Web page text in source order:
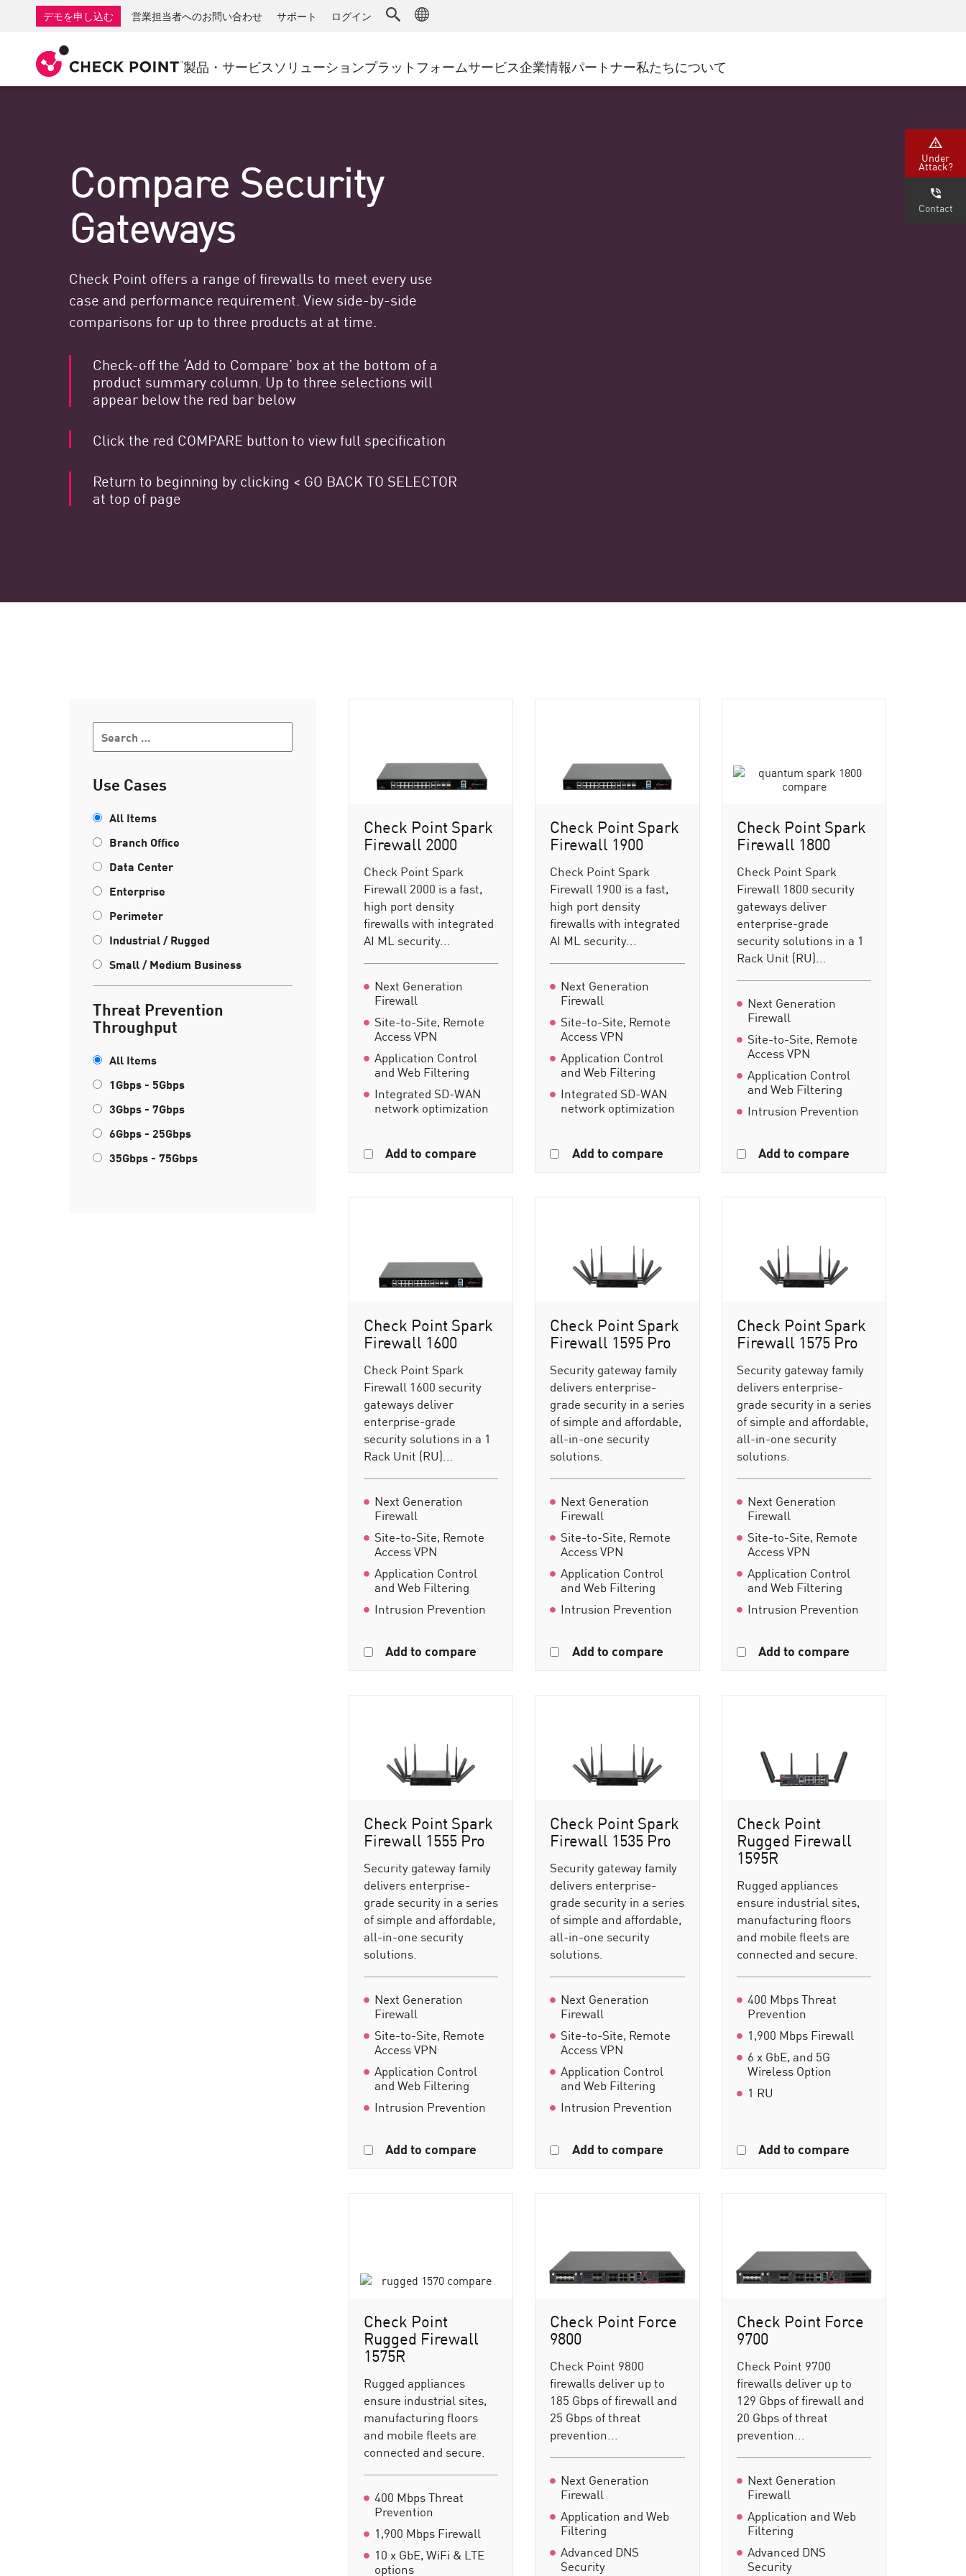
製品・サービス
SMB向けファイアウォール
産業用ファイアウォール
SD-WAN
リモート アクセスVPN
Agentic Network Security Orchestration
セキュリティ管理アプライアンス
AIを活用したセキュリティ管理
SASE
ワークスペース
メール＆コラボレーション
モバイル
エンドポイント
ブラウズ
エクスポージャー管理
脅威インテリジェンス
Cyber Asset Attack Surface Management
Workforce AI Security
ソリューション
AI Network Firewall
AI Runtime Protection
ランサムウェア対策
IoTセキュリティソリューション
Secure Access Service Edge
脅威ハンティング
業界別ソリューション
地方自治体
通信事業者/サービス プロバイダ
プラットフォームサービス
検出
応答
サービスとしてのマネージドファイアウォール
サポート・センター
アドボカシーマネジメントサービス
Proサポート
企業情報イベント&ウェビナー
パートナーGoogle Cloud Platform
私たちについて
デモを申し込む
営業担当者へのお問い合わせ サポート ログイン
Compare Security
Gateways
Check Point offers a range of firewalls to meet every use
case and performance requirement. View side-by-side
comparisons for up to three products at at time.
Check-off the ‘Add to Compare’ box at the bottom of a
product summary column. Up to three selections will
appear below the red bar below
Click the red COMPARE button to view full specification
Return to beginning by clicking < GO BACK TO SELECTOR
at top of page
Use Cases
All Items
Branch Office
Data Center
Enterprise
Perimeter
Industrial / Rugged
Small / Medium Business
Threat Prevention
Throughput
All Items
1Gbps - 5Gbps
3Gbps - 7Gbps
6Gbps - 25Gbps
35Gbps - 75Gbps
Check Point Spark
Firewall 2000
Check Point Spark
Firewall 2000 is a fast,
high port density
firewalls with integrated
AI ML security...
Next Generation
Firewall
Site-to-Site, Remote
Access VPN
Application Control
and Web Filtering
Integrated SD-WAN
network optimization
Add to compare
Check Point Spark
Firewall 1900
Check Point Spark
Firewall 1900 is a fast,
high port density
firewalls with integrated
AI ML security...
Next Generation
Firewall
Site-to-Site, Remote
Access VPN
Application Control
and Web Filtering
Integrated SD-WAN
network optimization
Add to compare
Check Point Spark
Firewall 1800
Check Point Spark
Firewall 1800 security
gateways deliver
enterprise-grade
security solutions in a 1
Rack Unit (RU)...
Next Generation
Firewall
Site-to-Site, Remote
Access VPN
Application Control
and Web Filtering
Intrusion Prevention
Add to compare
Check Point Spark
Firewall 1600
Check Point Spark
Firewall 1600 security
gateways deliver
enterprise-grade
security solutions in a 1
Rack Unit (RU)...
Next Generation
Firewall
Site-to-Site, Remote
Access VPN
Application Control
and Web Filtering
Intrusion Prevention
Add to compare
Check Point Spark
Firewall 1595 Pro
Security gateway family
delivers enterprise-
grade security in a series
of simple and affordable,
all-in-one security
solutions.
Next Generation
Firewall
Site-to-Site, Remote
Access VPN
Application Control
and Web Filtering
Intrusion Prevention
Add to compare
Check Point Spark
Firewall 1575 Pro
Security gateway family
delivers enterprise-
grade security in a series
of simple and affordable,
all-in-one security
solutions.
Next Generation
Firewall
Site-to-Site, Remote
Access VPN
Application Control
and Web Filtering
Intrusion Prevention
Add to compare
Check Point Spark
Firewall 1555 Pro
Security gateway family
delivers enterprise-
grade security in a series
of simple and affordable,
all-in-one security
solutions.
Next Generation
Firewall
Site-to-Site, Remote
Access VPN
Application Control
and Web Filtering
Intrusion Prevention
Add to compare
Check Point Spark
Firewall 1535 Pro
Security gateway family
delivers enterprise-
grade security in a series
of simple and affordable,
all-in-one security
solutions.
Next Generation
Firewall
Site-to-Site, Remote
Access VPN
Application Control
and Web Filtering
Intrusion Prevention
Add to compare
Check Point
Rugged Firewall
1595R
Rugged appliances
ensure industrial sites,
manufacturing floors
and mobile fleets are
connected and secure.
400 Mbps Threat
Prevention
1,900 Mbps Firewall
6 x GbE, and 5G
Wireless Option
1 RU
Add to compare
Check Point
Rugged Firewall
1575R
Rugged appliances
ensure industrial sites,
manufacturing floors
and mobile fleets are
connected and secure.
400 Mbps Threat
Prevention
1,900 Mbps Firewall
10 x GbE, WiFi & LTE
options
Check Point Force
9800
Check Point 9800
firewalls deliver up to
185 Gbps of firewall and
25 Gbps of threat
prevention...
Next Generation
Firewall
Application and Web
Filtering
Advanced DNS
Security
Check Point Force
9700
Check Point 9700
firewalls deliver up to
129 Gbps of firewall and
20 Gbps of threat
prevention...
Next Generation
Firewall
Application and Web
Filtering
Advanced DNS
Security
Under
Attack?
Contact